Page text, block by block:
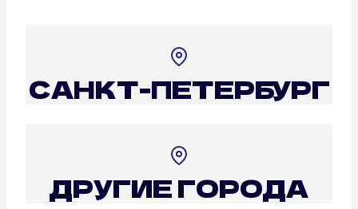
САНКТ-ПЕТЕРБУРГ
ДРУГИЕ ГОРОДА